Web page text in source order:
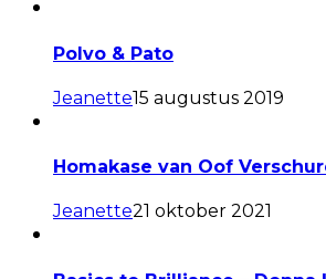
Polvo & Pato
Jeanette15 augustus 2019
Homakase van Oof
Jeanette21 oktober 2021